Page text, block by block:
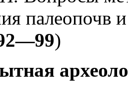
палеопочв
)